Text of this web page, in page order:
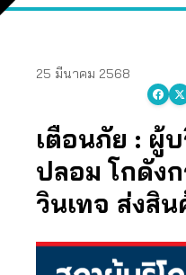
25 มีนาคม 2568
เตือนภัย : ผู้
ปลอม โกดัง
วินเทจ ส่งสิน